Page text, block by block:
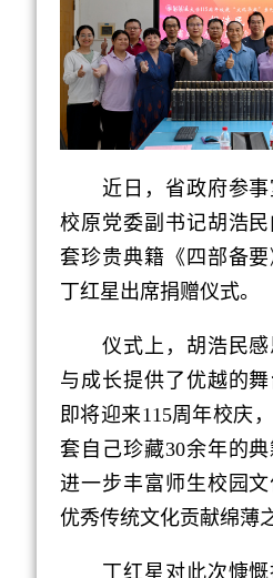
近日，省政府参事
校原党委副书记胡浩
套珍贵典籍《四部备
丁红星出席捐赠仪式。
仪式上，胡浩民感
与成长提供了优越的
即将迎来115周年校庆
套自己珍藏30余年的
进一步丰富师生校园
优秀传统文化贡献绵薄
丁红星对此次慷慨